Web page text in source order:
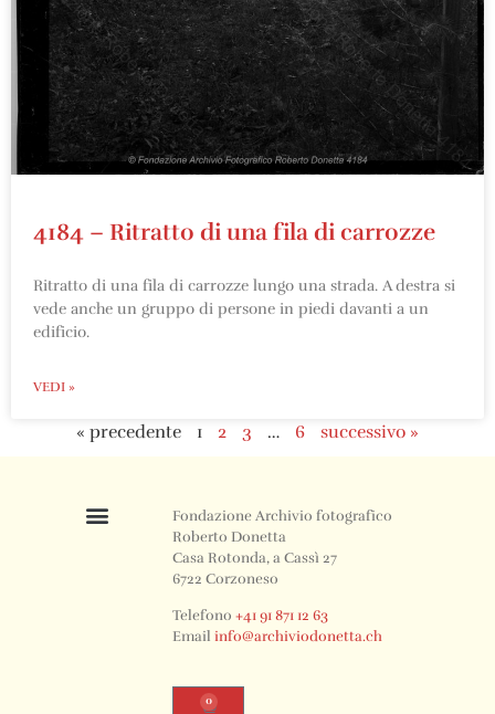
4184 – Ritratto di una fila di carrozze
Ritratto di una fila di carrozze lungo una strada. A destra si
vede anche un gruppo di persone in piedi davanti a un
edificio.
VEDI »
« precedente 1 2 3 … 6 successivo »
Fondazione Archivio fotografico
Roberto Donetta
Casa Rotonda, a Cassì 27
6722 Corzoneso
Telefono+41 91 871 12 63
Emailinfo@archiviodonetta.ch
0